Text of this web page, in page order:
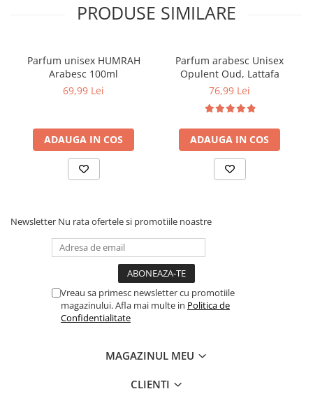
PRODUSE SIMILARE
Parfum unisex HUMRAH
Arabesc 100ml
69,99 Lei
ADAUGA IN COS
Parfum arabesc Unisex
Opulent Oud, Lattafa
76,99 Lei
ADAUGA IN COS
Newsletter Nu rata ofertele si promotiile noastre
Vreau sa primesc newsletter cu promotiile
magazinului. Afla mai multe in Politica de
Confidentialitate
MAGAZINUL MEU
CLIENTI